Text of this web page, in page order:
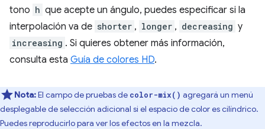
tono h que acepte un ángulo, puedes especificar si la
interpolación va de shorter , longer , decreasing y
increasing . Si quieres obtener más información,
consulta esta Guía de colores HD.
Nota:El campo de pruebas de color-mix() agregará un menú
desplegable de selección adicional si el espacio de color es cilíndrico.
Puedes reproducirlo para ver los efectos en la mezcla.